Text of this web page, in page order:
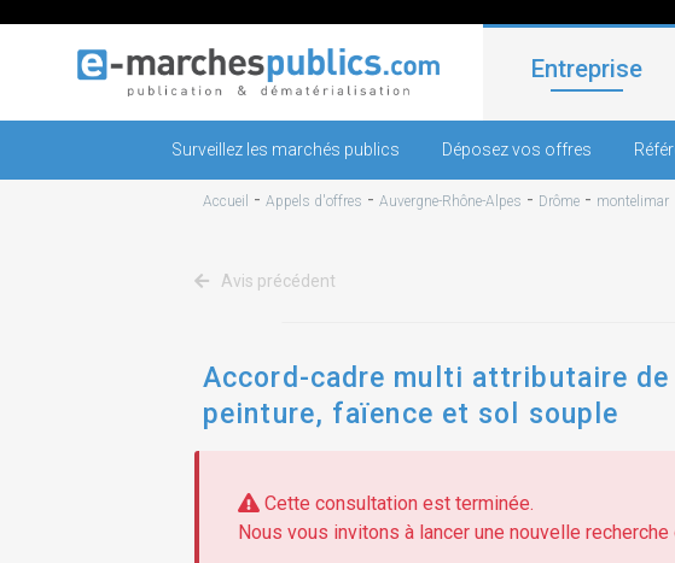
Entreprise
Surveillez les marchés publics Déposez vos offres
Accueil - Appels d'offres - Auvergne-Rhône-Alpes - Drôme - montelimar
Avis précédent
Accord-cadre multi attributaire
peinture, faïence et sol souple
Cette consultation est terminée.
Nous vous invitons à lancer une nouvelle